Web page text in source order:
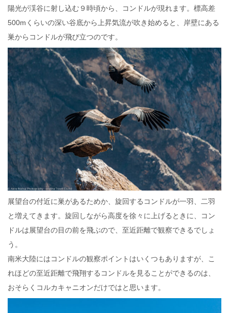
陽光が渓谷に射し込む９時頃から、コンドルが現れます。標高差
500mくらいの深い谷底から上昇気流が吹き始めると、岸壁にある
巣からコンドルが飛び立つのです。
展望台の付近に巣があるためか、旋回するコンドルが一羽、二羽
と増えてきます。旋回しながら高度を徐々に上げるときに、コン
ドルは展望台の目の前を飛ぶので、至近距離で観察できるでしょ
う。
南米大陸にはコンドルの観察ポイントはいくつもありますが、こ
れほどの至近距離で飛翔するコンドルを見ることができるのは、
おそらくコルカキャニオンだけではと思います。